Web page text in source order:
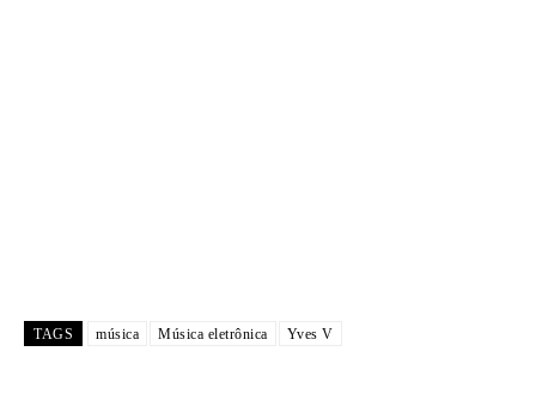
TAGS música Música eletrônica Yves V